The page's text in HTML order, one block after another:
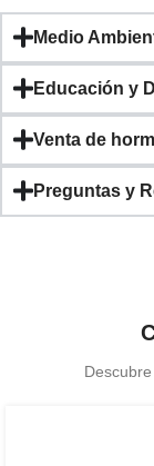
Medio
Educación y
Venta de
Preguntas y